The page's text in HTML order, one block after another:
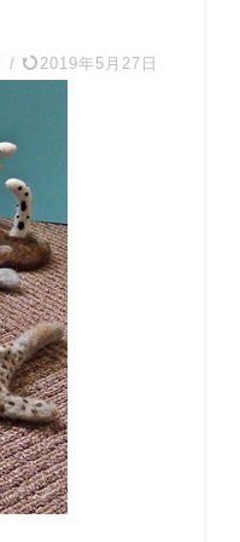
/ 2019年5月27日